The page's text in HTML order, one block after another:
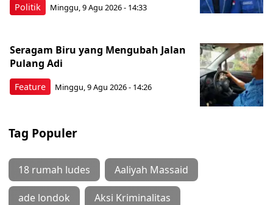
Politik Minggu, 9 Agu 2026 - 14:33
Feature
Seragam Biru yang Mengubah Jalan
Pulang Adi
Minggu, 9 Agu 2026 - 14:26
Tag Populer
18 rumah ludes Aaliyah Massaid
ade londok Aksi Kriminalitas